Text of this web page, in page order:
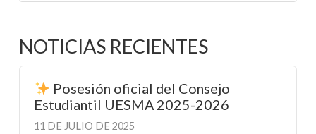
NOTICIAS RECIENTES
Posesión oficial del Consejo
Estudiantil UESMA 2025-2026
11 DE JULIO DE 2025